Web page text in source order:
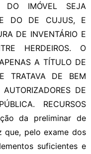
DO IMÓVEL SEJA
DO DE CUJUS, E
DE INVENTÁRIO E
HERDEIROS. O
A TÍTULO DE
TRATAVA DE BEM
DE
RECURSOS
da preliminar de
que, pelo exame dos
suficientes e